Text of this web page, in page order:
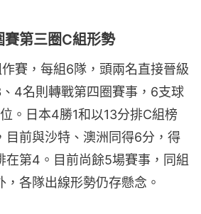
賽第三圈C組形勢
賽，每組6隊，頭兩名直接晉級
4名則轉戰第四圈賽事，6支球
。日本4勝1和以13分排C組榜
目前與沙特、澳洲同得6分，得
在第4。目前尚餘5場賽事，同組
，各隊出線形勢仍存懸念。